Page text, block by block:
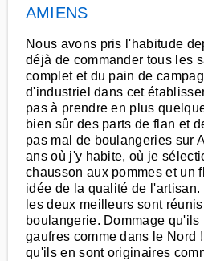
AMIENS
Nous avons pris l'habitude
déjà de commander tous les
complet et du pain de
d'industriel dans cet
pas à prendre en plus
bien sûr des parts de flan et
pas mal de boulangeries sur
ans où j'y habite, où je
chausson aux pommes et un
idée de la qualité de
les deux meilleurs sont
boulangerie. Dommage qu'ils
gaufres comme dans le Nord
qu'ils en sont originaires